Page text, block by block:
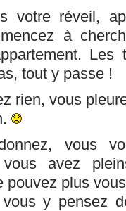
votre réveil,
à
Les
tout y passe !
rien, vous
vous
avez
pouvez plus
y pensez